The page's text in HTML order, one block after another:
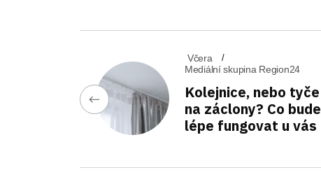
Včera
Mediální skupina Region24
Kolejnice, nebo tyče
na záclony? Co bude
lépe fungovat u vás